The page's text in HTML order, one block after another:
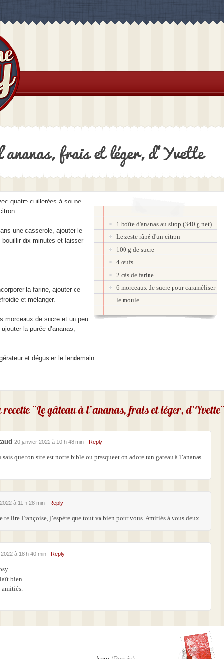
frais et léger, d’Yvette
1 boîte d'ananas au sirop (340 g net)
Le zeste râpé d'un citron
100 g de sucre
4 œufs
2 càs de farine
6 morceaux de sucre pour caraméliser
le moule
quatre cuillerées à soupe
une casserole, ajouter le
dix minutes et laisser
la farine, ajouter ce
et mélanger.
morceaux de sucre et un peu
la purée d’ananas,
et déguster le lendemain.
"Le gâteau à l’ananas, frais et léger, d’Yvette"
20 janvier 2022 à 10 h 48 min - Reply
sais que ton site est notre bible ou presqueet on adore ton gateau à l’ananas.
à 11 h 28 min - Reply
te lire Françoise, j’espère que tout va bien pour vous. Amitiés à vous deux.
à 18 h 40 min - Reply
bien.
amitiés.